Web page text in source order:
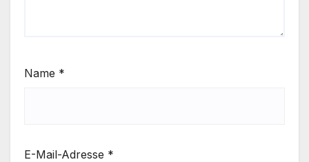
Name *
E-Mail-Adresse *